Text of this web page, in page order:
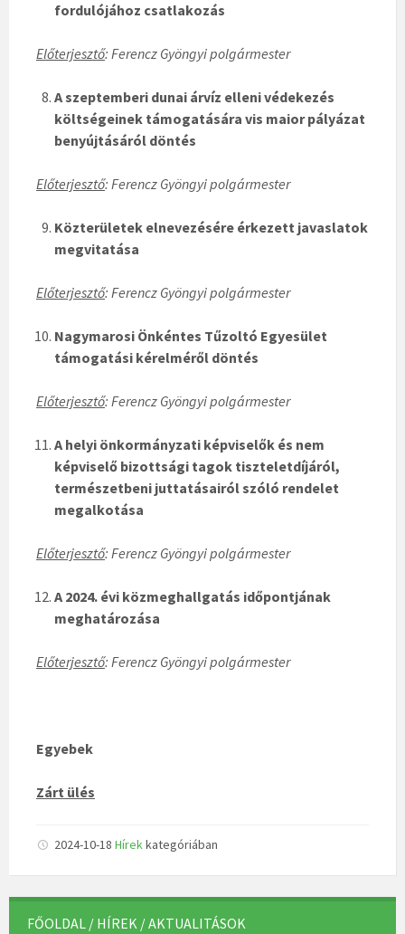
fordulójához csatlakozás
Előterjesztő: Ferencz Gyöngyi polgármester
A szeptemberi dunai árvíz elleni védekezés
költségeinek támogatására vis maior pályázat
benyújtásáról döntés
Előterjesztő: Ferencz Gyöngyi polgármester
Közterületek elnevezésére érkezett javaslatok
megvitatása
Előterjesztő: Ferencz Gyöngyi polgármester
Nagymarosi Önkéntes Tűzoltó Egyesület
támogatási kérelméről döntés
Előterjesztő: Ferencz Gyöngyi polgármester
A helyi önkormányzati képviselők és nem
képviselő bizottsági tagok tiszteletdíjáról,
természetbeni juttatásairól szóló rendelet
megalkotása
Előterjesztő: Ferencz Gyöngyi polgármester
A 2024. évi közmeghallgatás időpontjának
meghatározása
Előterjesztő: Ferencz Gyöngyi polgármester
Egyebek
Zárt ülés
2024-10-18 Hírekkategóriában
FŐOLDAL / HÍREK / AKTUALITÁSOK